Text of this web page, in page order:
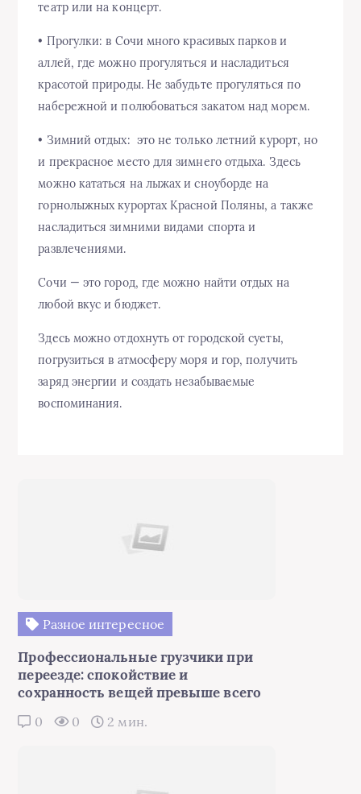
театр или на концерт.
• Прогулки: в Сочи много красивых парков и
аллей, где можно прогуляться и насладиться
красотой природы. Не забудьте прогуляться по
набережной и полюбоваться закатом над морем.
• Зимний отдых: это не только летний курорт, но
и прекрасное место для зимнего отдыха. Здесь
можно кататься на лыжах и сноуборде на
горнолыжных курортах Красной Поляны, а также
насладиться зимними видами спорта и
развлечениями.
Сочи — это город, где можно найти отдых на
любой вкус и бюджет.
Здесь можно отдохнуть от городской суеты,
погрузиться в атмосферу моря и гор, получить
заряд энергии и создать незабываемые
воспоминания.
Разное интересное
Профессиональные грузчики при
переезде: спокойствие и
сохранность вещей превыше всего
0 0 2 мин.